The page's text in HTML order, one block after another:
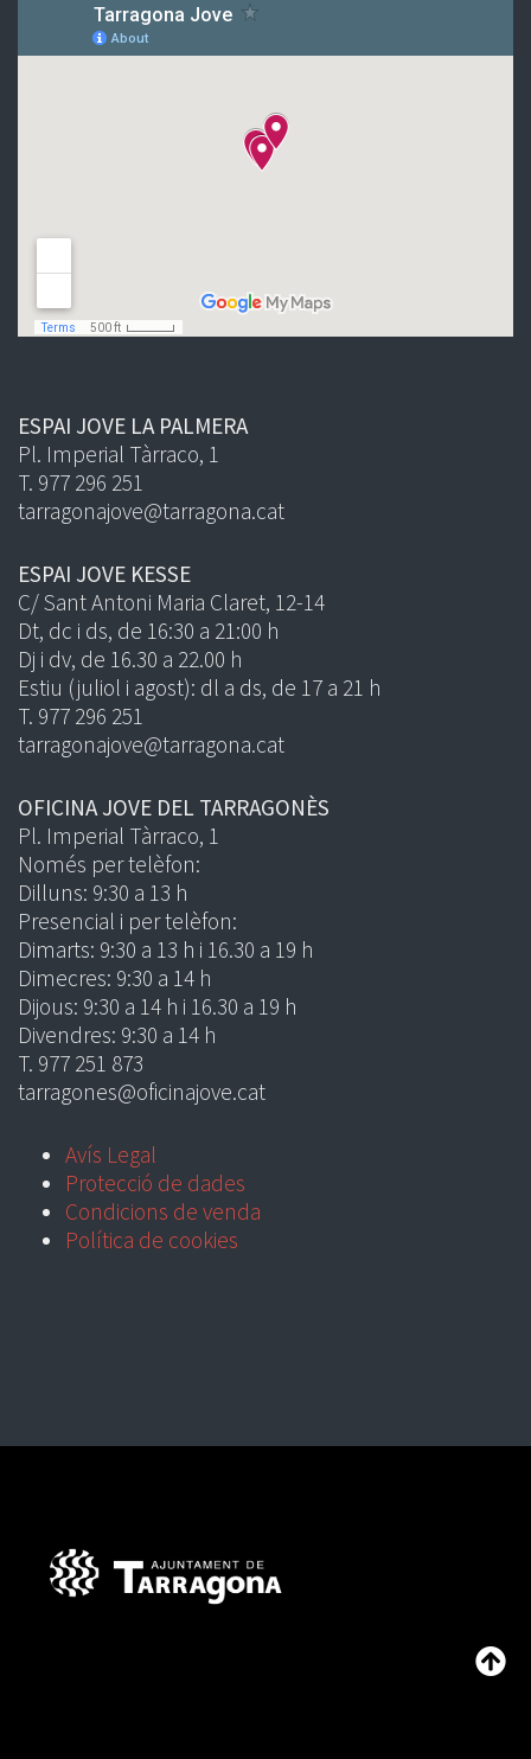
ESPAI JOVE LA PALMERA
Pl. Imperial Tàrraco, 1
T. 977 296 251
tarragonajove@tarragona.cat
ESPAI JOVE KESSE
C/ Sant Antoni Maria Claret, 12-14
Dt, dc i ds, de 16:30 a 21:00 h
Dj i dv, de 16.30 a 22.00 h
Estiu (juliol i agost): dl a ds, de 17 a 21 h
T. 977 296 251
tarragonajove@tarragona.cat
OFICINA JOVE DEL TARRAGONÈS
Pl. Imperial Tàrraco, 1
Només per telèfon:
Dilluns: 9:30 a 13 h
Presencial i per telèfon:
Dimarts: 9:30 a 13 h i 16.30 a 19 h
Dimecres: 9:30 a 14 h
Dijous: 9:30 a 14 h i 16.30 a 19 h
Divendres: 9:30 a 14 h
T. 977 251 873
tarragones@oficinajove.cat
Avís Legal
Protecció de dades
Condicions de venda
Política de cookies